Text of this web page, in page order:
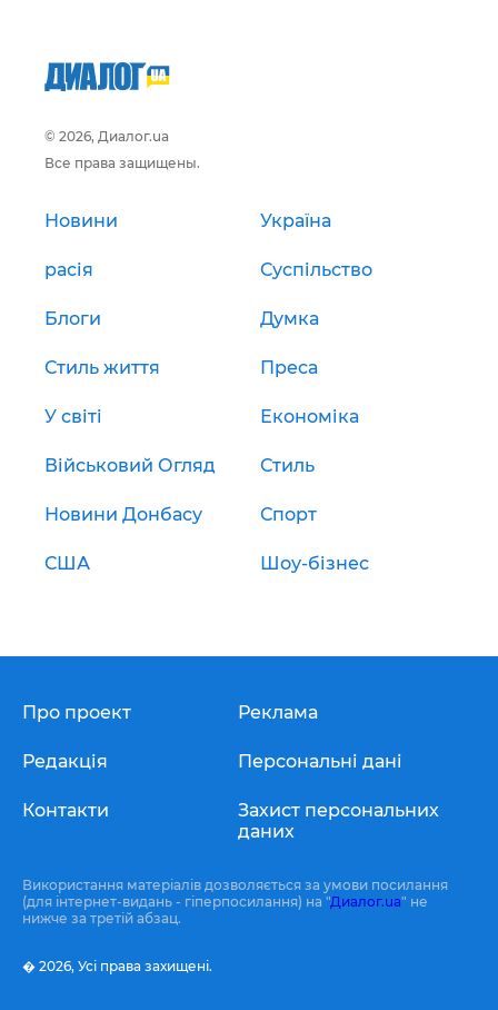
© 2026, Диалог.ua
Все права защищены.
Новини Україна
расія Суспільство
Блоги Думка
Стиль життя Преса
У світі Економіка
Військовий Огляд Стиль
Новини Донбасу Спорт
США Шоу-бізнес
Про проект
Редакція
Контакти
Реклама
Персональні дані
Захист персональних
даних
Використання матеріалів дозволяється за умови посилання
(для інтернет-видань - гіперпосилання) на "Диалог.ua" не
нижче за третій абзац.
� 2026, Усі права захищені.